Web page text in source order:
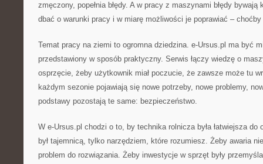
zmęczony, popełnia błędy. A w pracy z maszynami błędy
dbać o warunki pracy i w miarę możliwości je poprawiać –
Temat pracy na ziemi to ogromna dziedzina. e-Ursus.pl ma być
przedstawiony w sposób praktyczny. Serwis łączy wiedzę o
osprzęcie, żeby użytkownik miał poczucie, że zawsze może tu
każdym sezonie pojawiają się nowe potrzeby, nowe problemy,
podstawy pozostają te same: bezpieczeństwo.
W e-Ursus.pl chodzi o to, by technika rolnicza była łatwiejsza do
był tajemnicą, tylko narzędziem, które rozumiesz. Żeby awaria
problem do rozwiązania. Żeby inwestycje w sprzęt były